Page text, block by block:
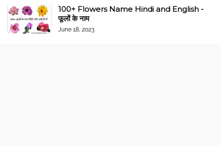
100+ Flowers Name Hindi and English -
फूलों के नाम
June 18, 2023